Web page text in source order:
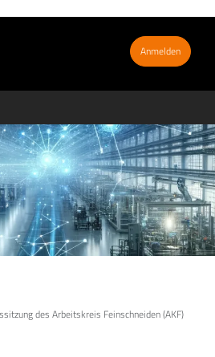
Anmelden
des Arbeitskreis Feinschneiden (AKF)